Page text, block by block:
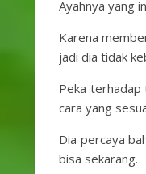
Ayahnya yang
Karena
jadi dia tidak
Peka terhadap
cara yang
Dia percaya
bisa sekarang.